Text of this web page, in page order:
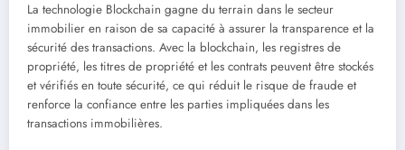
La technologie Blockchain gagne du terrain dans le secteur
immobilier en raison de sa capacité à assurer la transparence et la
sécurité des transactions. Avec la blockchain, les registres de
propriété, les titres de propriété et les contrats peuvent être stockés
et vérifiés en toute sécurité, ce qui réduit le risque de fraude et
renforce la confiance entre les parties impliquées dans les
transactions immobilières.